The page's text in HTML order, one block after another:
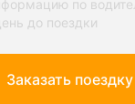
по
до поездки
Заказать поездку